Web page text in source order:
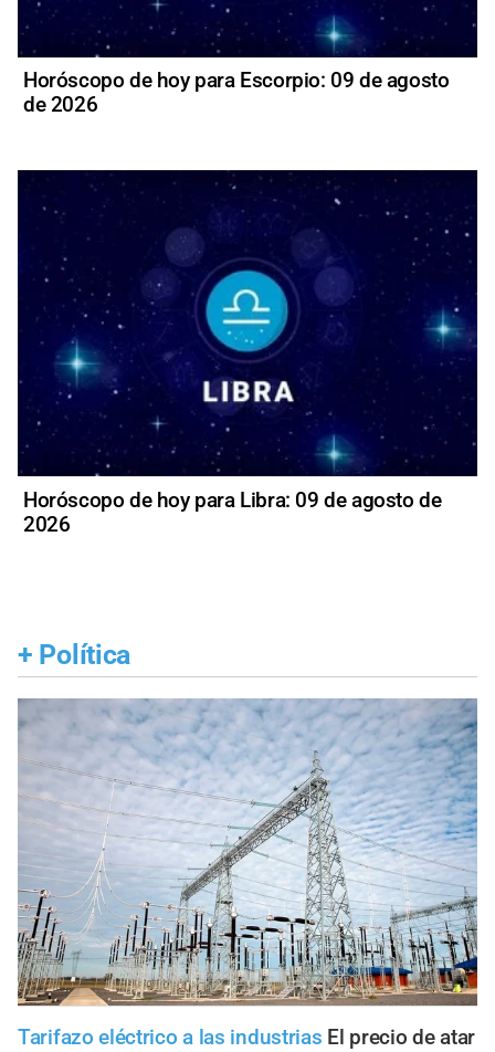
Horóscopo de hoy para Escorpio: 09 de agosto
de 2026
Horóscopo de hoy para Libra: 09 de agosto de
2026
+ Política
Tarifazo eléctrico a las industrias El precio de atar